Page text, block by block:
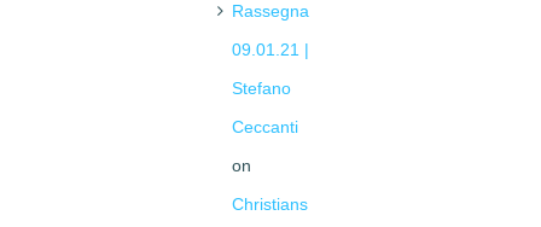
Rassegna
09.01.21 |
Stefano
Ceccanti
on
Christians